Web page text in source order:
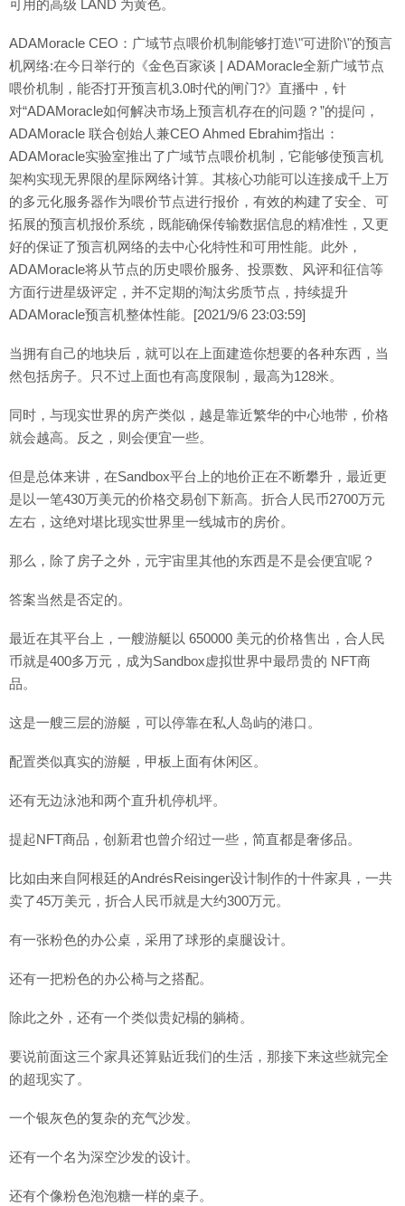
可用的高级 LAND 为黄色。
ADAMoracle CEO：广域节点喂价机制能够打造\"可进阶\"的预言
机网络:在今日举行的《金色百家谈 | ADAMoracle全新广域节点
喂价机制，能否打开预言机3.0时代的闸门?》直播中，针
对“ADAMoracle如何解决市场上预言机存在的问题？”的提问，
ADAMoracle 联合创始人兼CEO Ahmed Ebrahim指出：
ADAMoracle实验室推出了广域节点喂价机制，它能够使预言机
架构实现无界限的星际网络计算。其核心功能可以连接成千上万
的多元化服务器作为喂价节点进行报价，有效的构建了安全、可
拓展的预言机报价系统，既能确保传输数据信息的精准性，又更
好的保证了预言机网络的去中心化特性和可用性能。此外，
ADAMoracle将从节点的历史喂价服务、投票数、风评和征信等
方面行进星级评定，并不定期的淘汰劣质节点，持续提升
ADAMoracle预言机整体性能。[2021/9/6 23:03:59]
当拥有自己的地块后，就可以在上面建造你想要的各种东西，当
然包括房子。只不过上面也有高度限制，最高为128米。
同时，与现实世界的房产类似，越是靠近繁华的中心地带，价格
就会越高。反之，则会便宜一些。
但是总体来讲，在Sandbox平台上的地价正在不断攀升，最近更
是以一笔430万美元的价格交易创下新高。折合人民币2700万元
左右，这绝对堪比现实世界里一线城市的房价。
那么，除了房子之外，元宇宙里其他的东西是不是会便宜呢？
答案当然是否定的。
最近在其平台上，一艘游艇以 650000 美元的价格售出，合人民
币就是400多万元，成为Sandbox虚拟世界中最昂贵的 NFT商
品。
这是一艘三层的游艇，可以停靠在私人岛屿的港口。
配置类似真实的游艇，甲板上面有休闲区。
还有无边泳池和两个直升机停机坪。
提起NFT商品，创新君也曾介绍过一些，简直都是奢侈品。
比如由来自阿根廷的AndrésReisinger设计制作的十件家具，一共
卖了45万美元，折合人民币就是大约300万元。
有一张粉色的办公桌，采用了球形的桌腿设计。
还有一把粉色的办公椅与之搭配。
除此之外，还有一个类似贵妃榻的躺椅。
要说前面这三个家具还算贴近我们的生活，那接下来这些就完全
的超现实了。
一个银灰色的复杂的充气沙发。
还有一个名为深空沙发的设计。
还有个像粉色泡泡糖一样的桌子。